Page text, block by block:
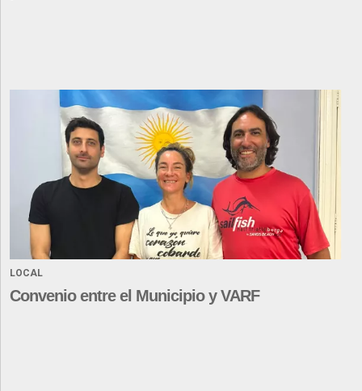
LOCAL
Convenio entre el Municipio y VARF